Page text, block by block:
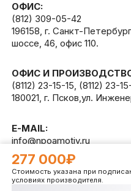
277 000₽
Стоимость указана при
условиях производителя.
ОФИС:
(812) 309-05-42
196158, г. Санкт-
шоссе, 46, офис 110.
ОФИС И
(8112) 23-15-15, (8112) 23-
180021, г. Псков,ул.
E-MAIL:
info@npoamotiv.ru